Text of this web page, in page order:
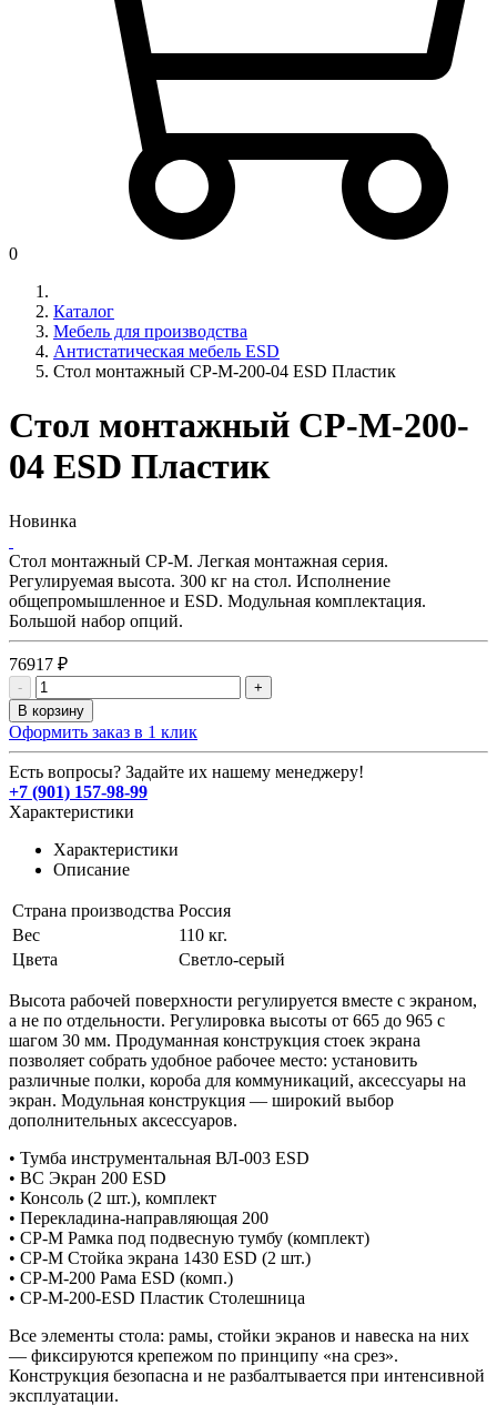
0
Каталог
Мебель для производства
Антистатическая мебель ESD
Стол монтажный СР-М-200-04 ESD Пластик
Стол монтажный СР-М-200-
04 ESD Пластик
Новинка
Стол монтажный СР-М. Легкая монтажная серия.
Регулируемая высота. 300 кг на стол. Исполнение
общепромышленное и ESD. Модульная комплектация.
Большой набор опций.
76917 ₽
-
+
В корзину
Оформить заказ в 1 клик
Есть вопросы? Задайте их нашему менеджеру!
+7 (901) 157-98-99
Характеристики
Характеристики
Описание
Страна производства Россия
Вес
110 кг.
Цвета
Светло-серый
Высота рабочей поверхности регулируется вместе с экраном,
а не по отдельности. Регулировка высоты от 665 до 965 с
шагом 30 мм. Продуманная конструкция стоек экрана
позволяет собрать удобное рабочее место: установить
различные полки, короба для коммуникаций, аксессуары на
экран. Модульная конструкция — широкий выбор
дополнительных аксессуаров.
• Тумба инструментальная ВЛ-003 ESD
• ВС Экран 200 ESD
• Консоль (2 шт.), комплект
• Перекладина-направляющая 200
• СР-М Рамка под подвесную тумбу (комплект)
• СР-М Стойка экрана 1430 ESD (2 шт.)
• СР-М-200 Рама ESD (комп.)
• СР-М-200-ESD Пластик Столешница
Все элементы стола: рамы, стойки экранов и навеска на них
— фиксируются крепежом по принципу «на срез».
Конструкция безопасна и не разбалтывается при интенсивной
эксплуатации.